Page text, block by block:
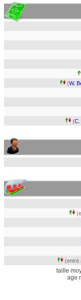
(W.
(C.
(entré
taille
age